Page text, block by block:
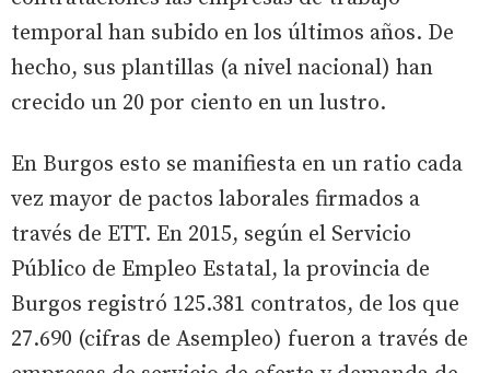
temporal han subido en los últimos años. De
hecho, sus plantillas (a nivel nacional) han
crecido un 20 por ciento en un lustro.
En Burgos esto se manifiesta en un ratio cada
vez mayor de pactos laborales firmados a
través de ETT. En 2015, según el Servicio
Público de Empleo Estatal, la provincia de
Burgos registró 125.381 contratos, de los que
27.690 (cifras de Asempleo) fueron a través de